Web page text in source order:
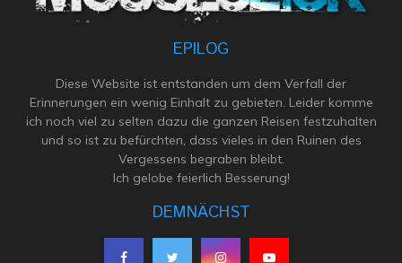
EPILOG
Diese Website ist entstanden um dem Verfall der
Erinnerungen ein wenig Einhalt zu gebieten. Leider komme
ich noch viel zu selten dazu die ganzen Reisen festzuhalten
und so ist zu befürchten, dass vieles in den Ruinen des
Vergessens begraben bleibt.
Ich gelobe feierlich Besserung!
DEMNÄCHST